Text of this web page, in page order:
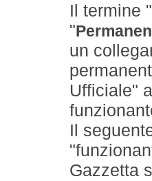
Il termine
"
un
Ufficiale"
Il
Gazzetta